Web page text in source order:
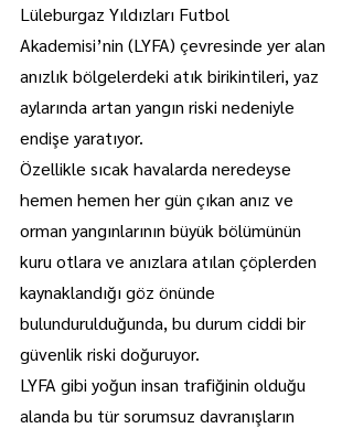
Lüleburgaz Yıldızları Futbol
Akademisi’nin (LYFA) çevresinde yer alan
anızlık bölgelerdeki atık birikintileri, yaz
aylarında artan yangın riski nedeniyle
endişe yaratıyor.
Özellikle sıcak havalarda neredeyse
hemen hemen her gün çıkan anız ve
orman yangınlarının büyük bölümünün
kuru otlara ve anızlara atılan çöplerden
kaynaklandığı göz önünde
bulundurulduğunda, bu durum ciddi bir
güvenlik riski doğuruyor.
LYFA gibi yoğun insan trafiğinin olduğu
alanda bu tür sorumsuz davranışların